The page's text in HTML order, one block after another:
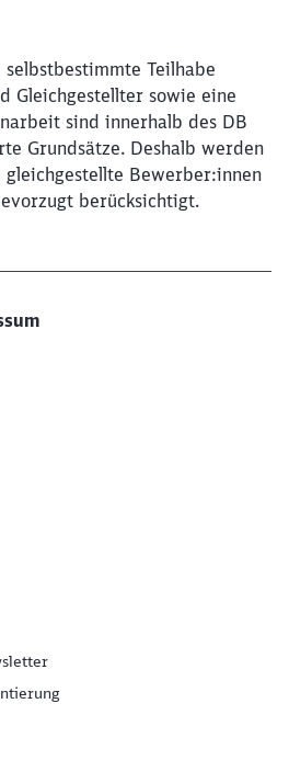
Teilhabe
Gleichgestellter sowie eine
sind innerhalb des DB
Grundsätze. Deshalb werden
Bewerber:innen
berücksichtigt.